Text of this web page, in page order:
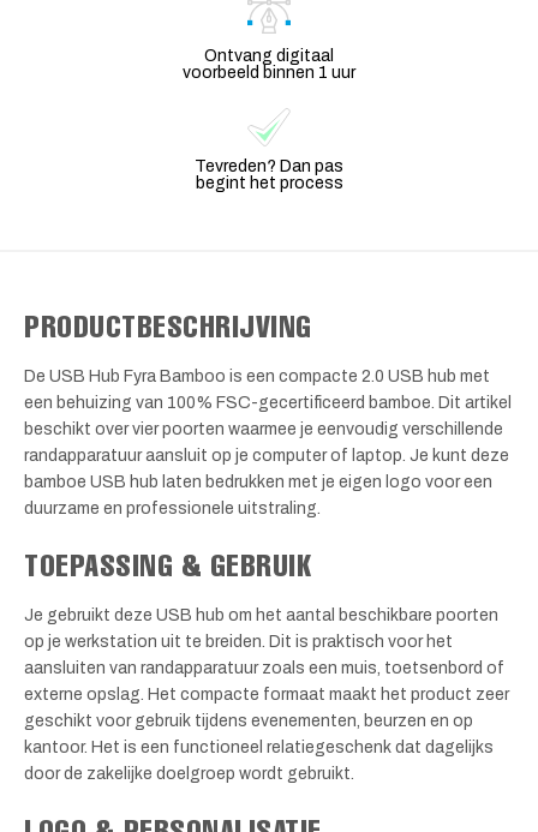
Ontvang digitaal
voorbeeld binnen 1 uur
Tevreden? Dan pas
begint het process
PRODUCTBESCHRIJVING
De USB Hub Fyra Bamboo is een compacte 2.0 USB hub met
een behuizing van 100% FSC-gecertificeerd bamboe. Dit artikel
beschikt over vier poorten waarmee je eenvoudig verschillende
randapparatuur aansluit op je computer of laptop. Je kunt deze
bamboe USB hub laten bedrukken met je eigen logo voor een
duurzame en professionele uitstraling.
TOEPASSING & GEBRUIK
Je gebruikt deze USB hub om het aantal beschikbare poorten
op je werkstation uit te breiden. Dit is praktisch voor het
aansluiten van randapparatuur zoals een muis, toetsenbord of
externe opslag. Het compacte formaat maakt het product zeer
geschikt voor gebruik tijdens evenementen, beurzen en op
kantoor. Het is een functioneel relatiegeschenk dat dagelijks
door de zakelijke doelgroep wordt gebruikt.